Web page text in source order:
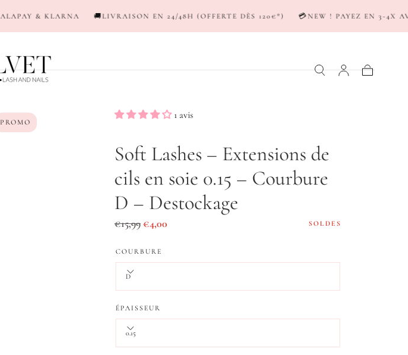
🚚LIVRAISON EN 24/48H (OFFERTE DÈS 120€*) 💳NEW ! PAYEZ EN 3-4X AVEC SCALAPAY &
PROMO
1 avis
Soft Lashes – Extensions de
cils en soie 0.15 – Courbure
D – Destockage
Prix
€15,99Prix
vente
€4,00 SOLDES
COURBURE
D
ÉPAISSEUR
0.15